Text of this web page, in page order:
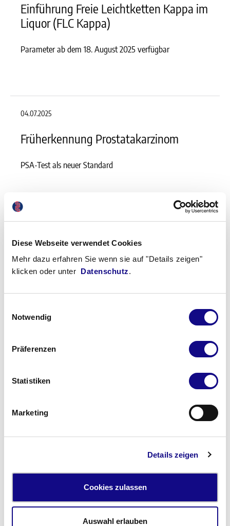
Diese Webseite verwendet Cookies
Mehr dazu erfahren Sie wenn sie auf "Details zeigen"
klicken oder unter Datenschutz.
Notwendig
Präferenzen
Statistiken
Marketing
Details zeigen
Cookies zulassen
Auswahl erlauben
Einführung Freie Leichtketten Kappa im
Liquor (FLC Kappa)
Parameter ab dem 18. August 2025 verfügbar
04.07.2025
Früherkennung Prostatakarzinom
PSA-Test als neuer Standard
Azubi-Nachmittag bei MLD
30.04.2025
respiratorischer Erreger mittels
Umstellung CDT-Messverfahren